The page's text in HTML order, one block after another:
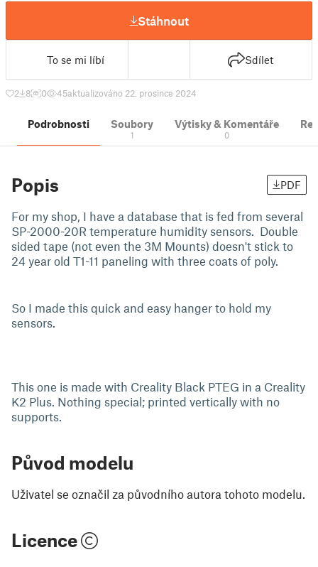
Stáhnout
To se mi líbí Sdílet
2 8 0 45aktualizováno 22. prosince 2024
Podrobnosti Soubory
1
Výtisky & Komentáře
0
Popis PDF
For my shop, I have a database that is fed from several
SP-2000-20R temperature humidity sensors. Double
sided tape (not even the 3M Mounts) doesn't stick to
24 year old T1-11 paneling with three coats of poly.
So I made this quick and easy hanger to hold my
sensors.
This one is made with Creality Black PTEG in a Creality
K2 Plus. Nothing special; printed vertically with no
supports.
Původ modelu
Uživatel se označil za původního autora tohoto modelu.
Licence